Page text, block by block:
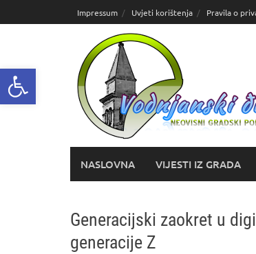
Open toolbar
do
Impressum Uvjeti korištenja Pravila o
NASLOVNA VIJESTI IZ GRADA
Generacijski zaokret u
generacije Z